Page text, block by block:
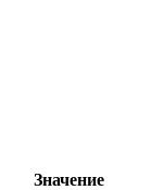
Значение